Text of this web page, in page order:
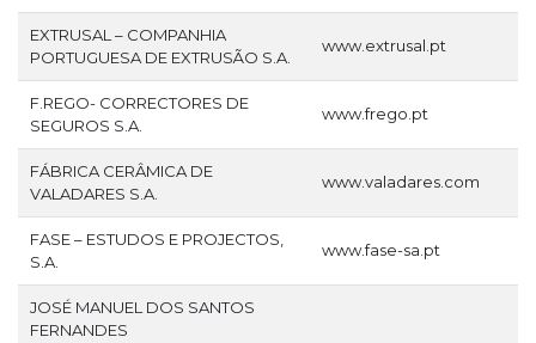
EXTRUSAL – COMPANHIA
PORTUGUESA DE EXTRUSÃO S.A.
www.extrusal.pt
F.REGO- CORRECTORES DE
SEGUROS S.A.
www.frego.pt
FÁBRICA CERÂMICA DE
VALADARES S.A.
www.valadares.com
FASE – ESTUDOS E PROJECTOS,
S.A.
www.fase-sa.pt
JOSÉ MANUEL DOS SANTOS
FERNANDES